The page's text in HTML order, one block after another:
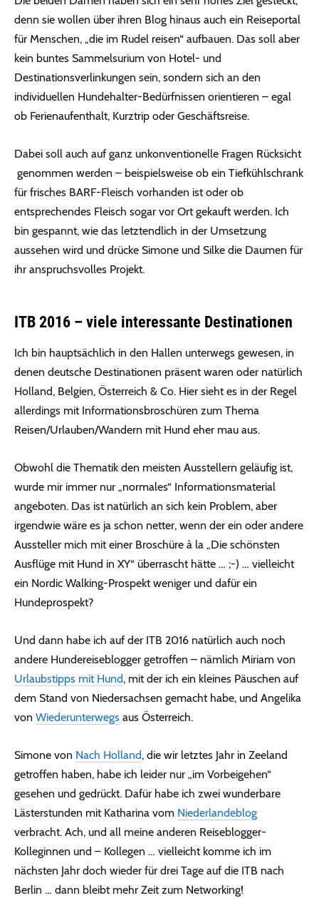
denn sie wollen über ihren Blog hinaus auch ein Reiseportal
für Menschen, „die im Rudel reisen“ aufbauen. Das soll aber
kein buntes Sammelsurium von Hotel- und
Destinationsverlinkungen sein, sondern sich an den
individuellen Hundehalter-Bedürfnissen orientieren – egal
ob Ferienaufenthalt, Kurztrip oder Geschäftsreise.
Dabei soll auch auf ganz unkonventionelle Fragen Rücksicht
genommen werden – beispielsweise ob ein Tiefkühlschrank
für frisches BARF-Fleisch vorhanden ist oder ob
entsprechendes Fleisch sogar vor Ort gekauft werden. Ich
bin gespannt, wie das letztendlich in der Umsetzung
aussehen wird und drücke Simone und Silke die Daumen für
ihr anspruchsvolles Projekt.
ITB 2016 – viele interessante Destinationen
Ich bin hauptsächlich in den Hallen unterwegs gewesen, in
denen deutsche Destinationen präsent waren oder natürlich
Holland, Belgien, Österreich & Co. Hier sieht es in der Regel
allerdings mit Informationsbroschüren zum Thema
Reisen/Urlauben/Wandern mit Hund eher mau aus.
Obwohl die Thematik den meisten Ausstellern geläufig ist,
wurde mir immer nur „normales“ Informationsmaterial
angeboten. Das ist natürlich an sich kein Problem, aber
irgendwie wäre es ja schon netter, wenn der ein oder andere
Aussteller mich mit einer Broschüre à la „Die schönsten
Ausflüge mit Hund in XY“ überrascht hätte … ;-) … vielleicht
ein Nordic Walking-Prospekt weniger und dafür ein
Hundeprospekt?
Und dann habe ich auf der ITB 2016 natürlich auch noch
andere Hundereiseblogger getroffen – nämlich Miriam von
Urlaubstipps mit Hund, mit der ich ein kleines Päuschen auf
dem Stand von Niedersachsen gemacht habe, und Angelika
von Wiederunterwegs aus Österreich.
Simone von Nach Holland, die wir letztes Jahr in Zeeland
getroffen haben, habe ich leider nur „im Vorbeigehen“
gesehen und gedrückt. Dafür habe ich zwei wunderbare
Lästerstunden mit Katharina vom Niederlandeblog
verbracht. Ach, und all meine anderen Reiseblogger-
Kolleginnen und – Kollegen … vielleicht komme ich im
nächsten Jahr doch wieder für drei Tage auf die ITB nach
Berlin … dann bleibt mehr Zeit zum Networking!